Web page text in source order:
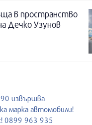
в пространство
Дечко Узунов
извършва
марка автомобили!
0899 963 935